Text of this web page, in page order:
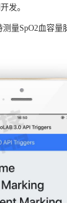
发。
量SpO2血容